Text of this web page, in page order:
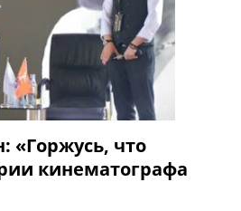
«Горжусь, что
кинематографа